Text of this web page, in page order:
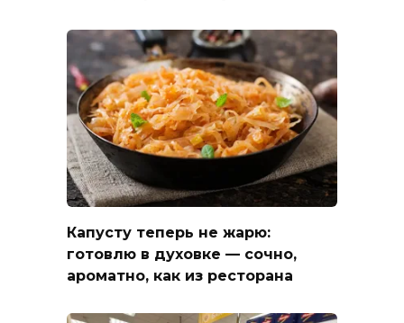
Капусту теперь не жарю:
готовлю в духовке — сочно,
ароматно, как из ресторана